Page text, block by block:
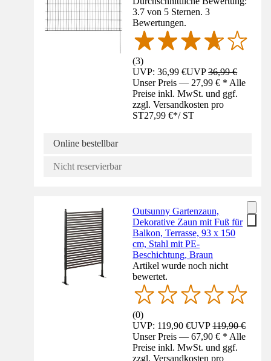
3.7 von 5 Sternen. 3
Bewertungen.
(3)
UVP: 36,99 €UVP36,99 €
Unser Preis — 27,99 € * Alle
Preise inkl. MwSt. und ggf.
zzgl. Versandkosten pro
ST27,99 €*/ ST
Online bestellbar
Nicht reservierbar
Outsunny Gartenzaun,
Dekorative Zaun mit Fuß für
Balkon, Terrasse, 93 x 150
cm, Stahl mit PE-
Beschichtung, Braun
Artikel wurde noch nicht
bewertet.
(0)
UVP: 119,90 €UVP119,90 €
Unser Preis — 67,90 € * Alle
Preise inkl. MwSt. und ggf.
zzgl. Versandkosten pro